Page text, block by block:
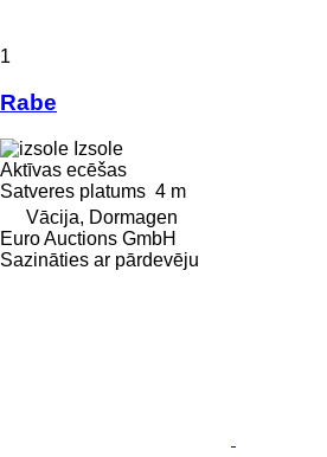
1
Rabe
Izsole
Aktīvas ecēšas
Satveres platums 4 m
Vācija, Dormagen
Euro Auctions GmbH
Sazināties ar pārdevēju